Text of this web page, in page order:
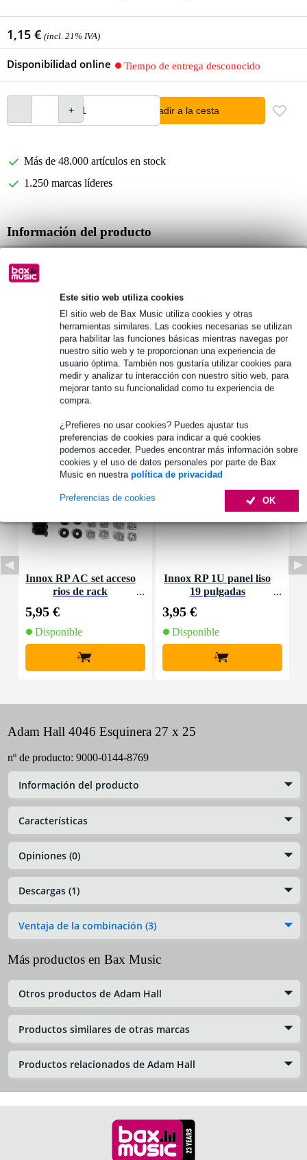
Este sitio web utiliza cookies
El sitio web de Bax Music utiliza cookies y otras
herramientas similares. Las cookies necesarias se utilizan
para habilitar las funciones básicas mientras navegas por
nuestro sitio web y te proporcionan una experiencia de
usuario óptima. También nos gustaría utilizar cookies para
medir y analizar tu interacción con nuestro sitio web, para
mejorar tanto su funcionalidad como tu experiencia de
compra.
¿Prefieres no usar cookies? Puedes ajustar tus
preferencias de cookies para indicar a qué cookies
podemos acceder. Puedes encontrar más información sobre
cookies y el uso de datos personales por parte de Bax
Music en nuestra política de privacidad
OK
Preferencias de cookies
1,15 € (incl. 21% IVA)
Disponibilidad online Tiempo de entrega desconocido
añadir a la cesta
Más de 48.000 artículos en stock
1.250 marcas líderes
Información del producto
Material: Acero
Superficie: Cromado
Especificaciones completas
Véase también (4)
Accesorios (7)
Innox RP AC set acceso
rios de rack
5,95 €
Disponible
+
Innox RP 1U panel liso
19 pulgadas
3,95 €
Disponible
+
Adam Hall 4046 Esquinera 27 x 25
nº de producto: 9000-0144-8769
Información del producto
Características
Opiniones (0)
Descargas (1)
Ventaja de la combinación (3)
Más productos en Bax Music
Otros productos de Adam Hall
Productos similares de otras marcas
Productos relacionados de Adam Hall